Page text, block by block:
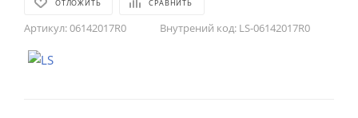
ОТЛОЖИТЬ СРАВНИТЬ
Артикул:06142017R0 Внутрений код: LS-06142017R0